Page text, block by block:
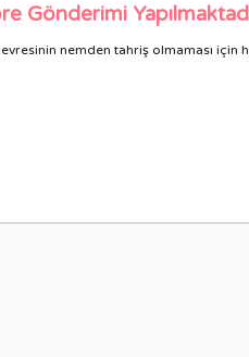
Gönderimi
nemden tahriş olmaması için